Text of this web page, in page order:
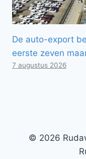
De auto-export
eerste zeven
7 augustus 2026
© 2026